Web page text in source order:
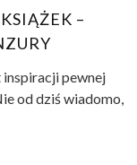
–
pewnej
od dziś wiadomo,